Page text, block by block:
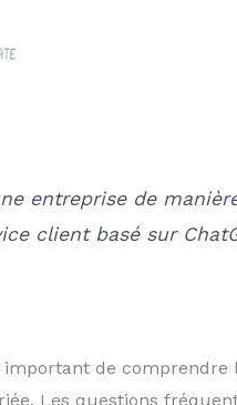
entreprise de
client basé sur
important de comprendre
Les questions